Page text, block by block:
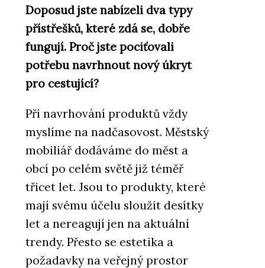
Doposud jste nabízeli dva typy
přístřešků, které zdá se, dobře
fungují. Proč jste pociťovali
potřebu navrhnout nový úkryt
pro cestující?
Při navrhování produktů vždy
myslíme na nadčasovost. Městský
mobiliář dodáváme do měst a
obcí po celém světě již téměř
třicet let. Jsou to produkty, které
mají svému účelu sloužit desítky
let a nereagují jen na aktuální
trendy. Přesto se estetika a
požadavky na veřejný prostor